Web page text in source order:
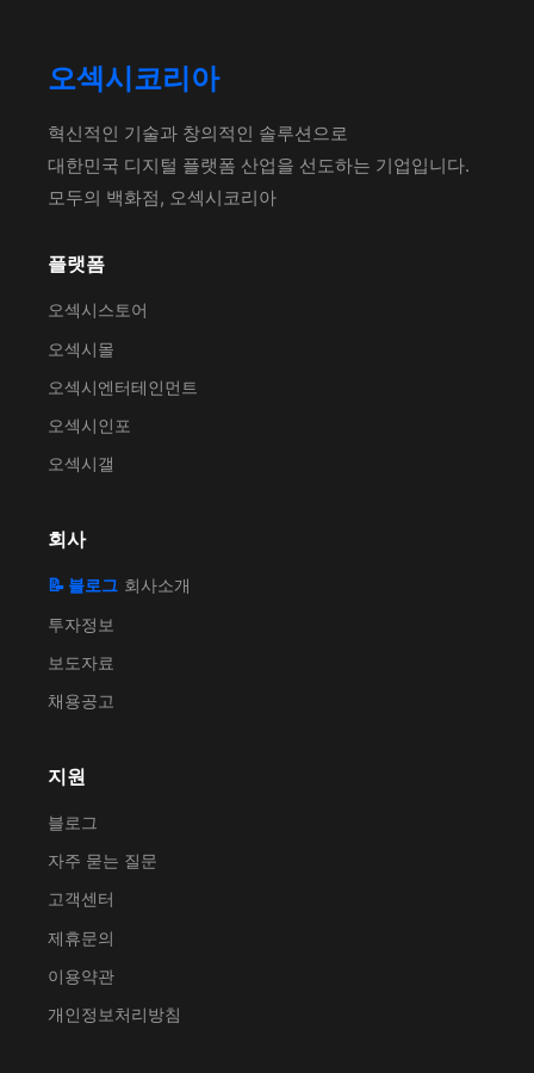
오섹시코리아
혁신적인 기술과 창의적인 솔루션으로
대한민국 디지털 플랫폼 산업을 선도하는 기업입니다.
모두의 백화점, 오섹시코리아
플랫폼
오섹시스토어
오섹시몰
오섹시엔터테인먼트
오섹시인포
오섹시갤
회사
📝 블로그 회사소개
투자정보
보도자료
채용공고
지원
블로그
자주 묻는 질문
고객센터
제휴문의
이용약관
개인정보처리방침